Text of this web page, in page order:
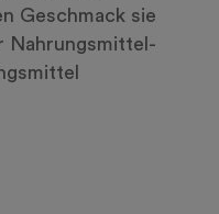
Geschmack sie
Nahrungsmittel-